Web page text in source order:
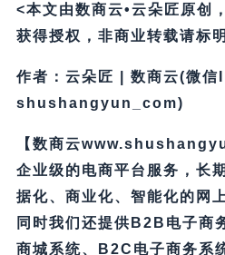
<本文由数商云•云朵匠原创
获得授权，非商业转载请标
作者：云朵匠 | 数商云(微信
shushangyun_com)
【数商云
企业级的电商平台服务，长
据化、商业化、智能化的网
同时我们还提供B2B电子商
商城系统、B2C电子商务系